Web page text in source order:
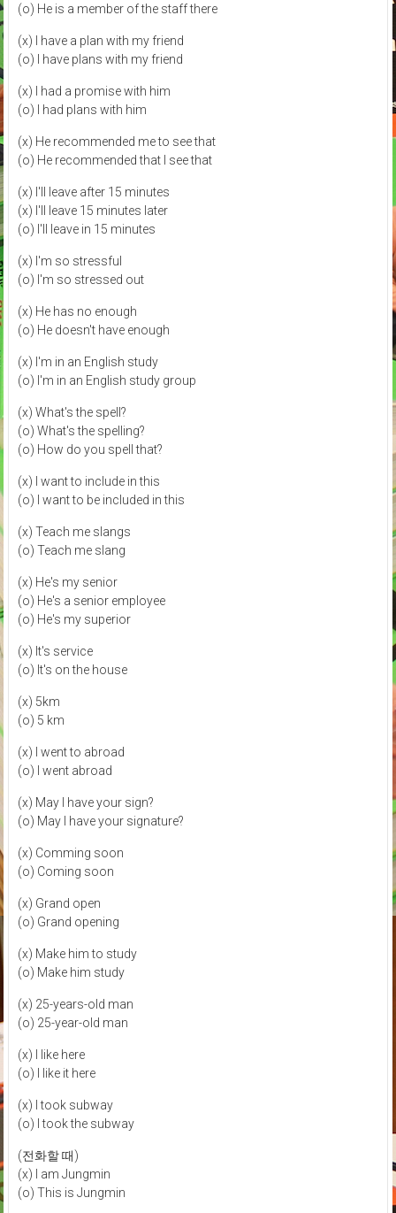
(o) He is a member of the staff there
(x) I have a plan with my friend
(o) I have plans with my friend
(x) I had a promise with him
(o) I had plans with him
(x) He recommended me to see that
(o) He recommended that I see that
(x) I'll leave after 15 minutes
(x) I'll leave 15 minutes later
(o) I'll leave in 15 minutes
(x) I'm so stressful
(o) I'm so stressed out
(x) He has no enough
(o) He doesn't have enough
(x) I'm in an English study
(o) I'm in an English study group
(x) What's the spell?
(o) What's the spelling?
(o) How do you spell that?
(x) I want to include in this
(o) I want to be included in this
(x) Teach me slangs
(o) Teach me slang
(x) He's my senior
(o) He's a senior employee
(o) He's my superior
(x) It's service
(o) It's on the house
(x) 5km
(o) 5 km
(x) I went to abroad
(o) I went abroad
(x) May I have your sign?
(o) May I have your signature?
(x) Comming soon
(o) Coming soon
(x) Grand open
(o) Grand opening
(x) Make him to study
(o) Make him study
(x) 25-years-old man
(o) 25-year-old man
(x) I like here
(o) I like it here
(x) I took subway
(o) I took the subway
(전화할 때)
(x) I am Jungmin
(o) This is Jungmin